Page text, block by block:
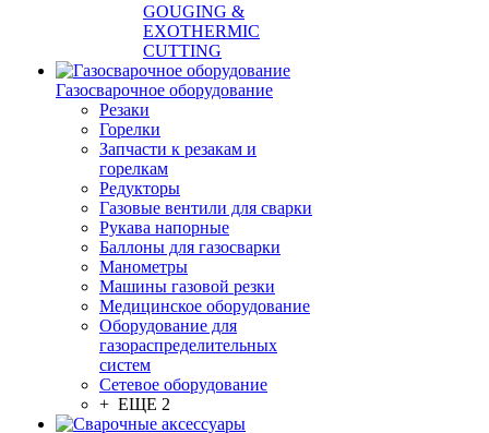
GOUGING &
EXOTHERMIC
CUTTING
Газосварочное оборудование
Резаки
Горелки
Запчасти к резакам и
горелкам
Редукторы
Газовые вентили для сварки
Рукава напорные
Баллоны для газосварки
Манометры
Машины газовой резки
Медицинское оборудование
Оборудование для
газораспределительных
систем
Сетевое оборудование
+ ЕЩЕ 2